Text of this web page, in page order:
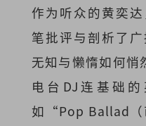
作为听众的黄奕
笔批评与剖析了
无知与懒惰如何
电台DJ连基础
如“Pop Ballad